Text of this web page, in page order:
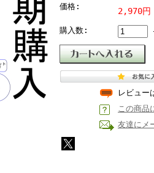
価格: 2,970
購入数:
レビュー
この商品
友達にメ